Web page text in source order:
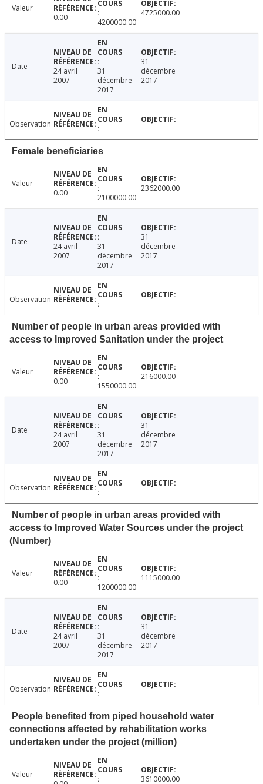
Valeur
0.00
4200000.00
4725000.00
Date
24 avril
2007
31
décembre
2017
31
décembre
2017
Observation
Female beneficiaries
Valeur
0.00
2100000.00
2362000.00
Date
24 avril
2007
31
décembre
2017
31
décembre
2017
Observation
Number of people in urban areas provided with
access to Improved Sanitation under the project
Valeur
0.00
1550000.00
216000.00
Date
24 avril
2007
31
décembre
2017
31
décembre
2017
Observation
Number of people in urban areas provided with
access to Improved Water Sources under the project
(Number)
Valeur
0.00
1200000.00
1115000.00
Date
24 avril
2007
31
décembre
2017
31
décembre
2017
Observation
People benefited from piped household water
connections affected by rehabilitation works
undertaken under the project (million)
Valeur
3610000.00